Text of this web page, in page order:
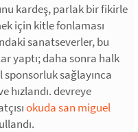
kardeş, parlak bir fikirle
için kitle fonlaması
sanatseverler, bu
yaptı; daha sonra halk
sağlayınca
hızlandı. devreye
okuda san miguel